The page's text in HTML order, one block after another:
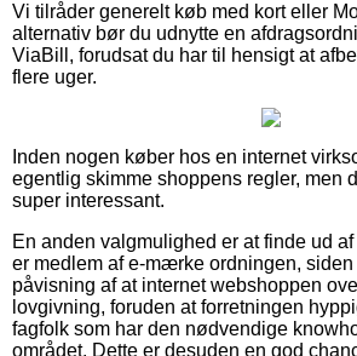
Vi tilråder generelt køb med kort eller
alternativ bør du udnytte en
ViaBill, forudsat du har til hensigt at
flere uger.
Inden nogen køber hos en internet
egentlig skimme shoppens regler, men
super interessant.
En anden valgmulighed er at finde ud
er medlem af e-mærke ordningen,
påvisning af at internet webshoppen
lovgivning, foruden at forretningen
fagfolk som har den nødvendige
området. Dette er desuden en god